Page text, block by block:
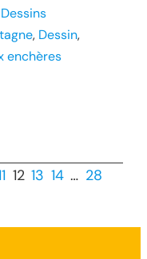
Dessins
, Dessin,
enchères
12 13 14 … 28